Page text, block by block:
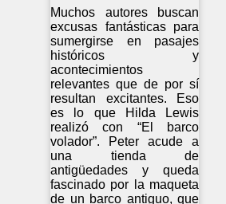
Muchos autores buscan
excusas fantásticas para
sumergirse en pasajes
históricos y
acontecimientos
relevantes que de por sí
resultan excitantes. Eso
es lo que Hilda Lewis
realizó con “El barco
volador”. Peter acude a
una tienda de
antigüedades y queda
fascinado por la maqueta
de un barco antiguo, que